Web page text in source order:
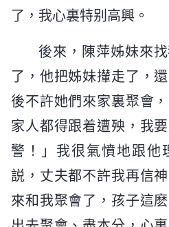
了，我心裏特别高興。
後來，陳萍姊妹來
了，他把姊妹攆走了，
後不許她們來家裏聚會
家人都得跟着遭殃，我
警！」我很氣憤地跟他
説，丈夫都不許我再信
來和我聚會了，孩子這